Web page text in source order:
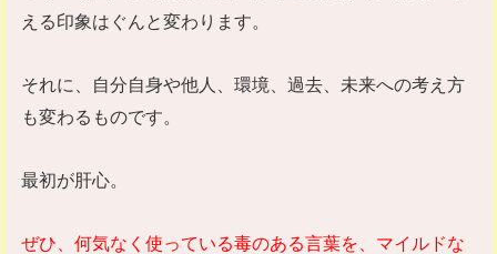
える印象はぐんと変わります。
それに、自分自身や他人、環境、過去、未来への考え方
も変わるものです。
最初が肝心。
ぜひ、何気なく使っている毒のある言葉を、マイルドな